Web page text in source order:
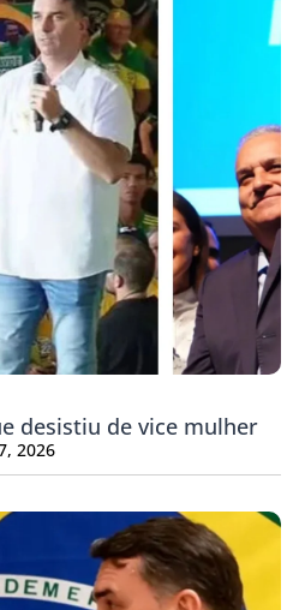
desistiu de vice mulher
2026